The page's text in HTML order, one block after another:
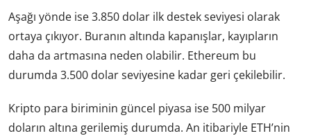
Aşağı yönde ise 3.850 dolar ilk destek seviyesi olarak
ortaya çıkıyor. Buranın altında kapanışlar, kayıpların
daha da artmasına neden olabilir. Ethereum bu
durumda 3.500 dolar seviyesine kadar geri çekilebilir.
Kripto para biriminin güncel piyasa ise 500 milyar
doların altına gerilemiş durumda. An itibariyle ETH’nin